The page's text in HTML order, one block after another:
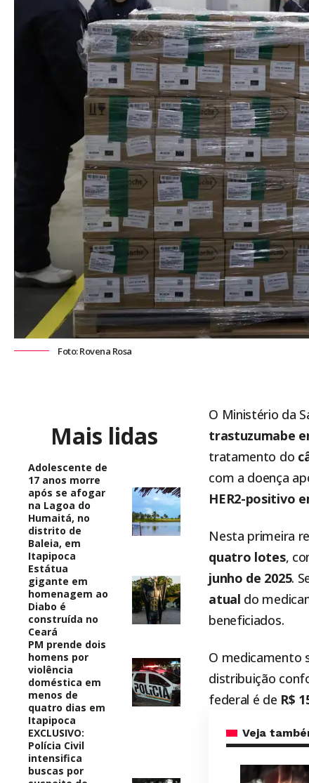
Foto: Rovena Rosa
Mais lidas
Adolescente de
17 anos morre
após se afogar
na Lagoa do
Humaitá, no
distrito de
Baleia, em
Itapipoca
Estátua
gigante em
homenagem ao
Diabo é
construída no
Ceará
PM prende dois
homens por
violência
doméstica em
menos de
quatro dias em
Itapipoca
EXCLUSIVO:
Polícia Civil
intensifica
buscas por
O Ministério da
trastuzumabe
tratamento do
com a doença
HER2-positivo
Nesta primeira
quatro lotes,
junho de 2025.
atual do
beneficiados.
O medicamento
distribuição
federal é de R$
Veja